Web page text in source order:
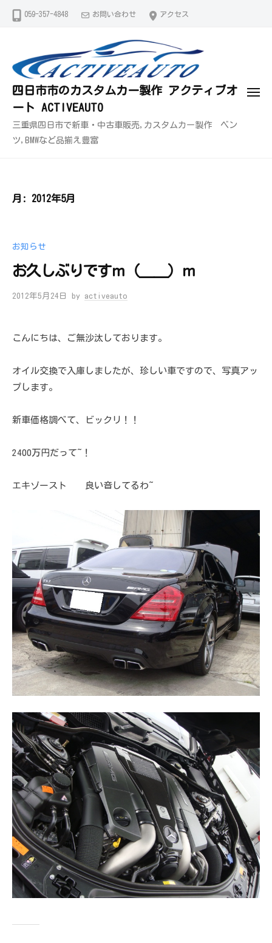
059-357-4848 お問い合わせ アクセス
四日市市のカスタムカー製作 アクティブオ
ート ACTIVEAUTO
三重県四日市で新車・中古車販売,カスタムカー製作 ベン
ツ,BMWなど品揃え豊富
メ
月: 2012年5月
お知らせ
お久しぶりですｍ（＿＿）ｍ
2012年5月24日 by activeauto
こんにちは、ご無沙汰しております。
オイル交換で入庫しましたが、珍しい車ですので、写真アッ
プします。
新車価格調べて、ビックリ！！
2400万円だって~！
エキゾースト 良い音してるわ~